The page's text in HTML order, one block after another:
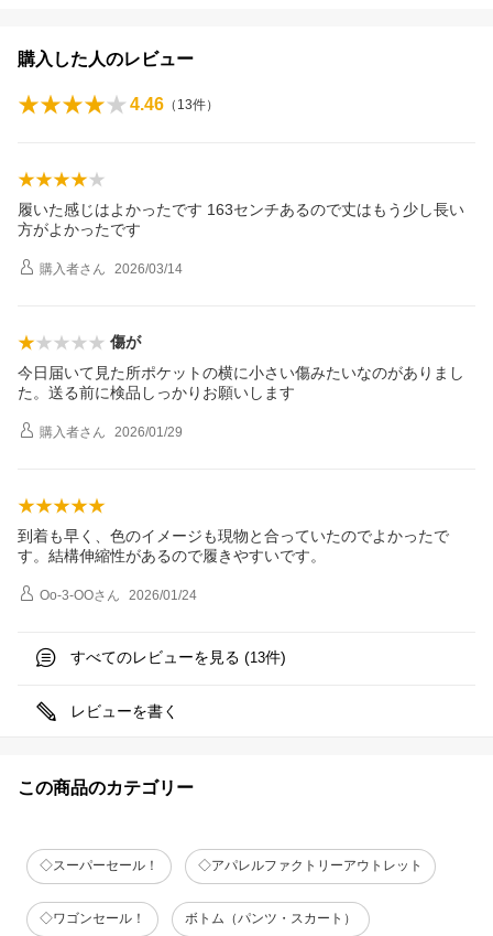
購入した人のレビュー
4.46 （ 13件）
履いた感じはよかったです 163センチあるので丈はもう少し長い
方がよかったです
購入者さん 2026/03/14
傷が
今日届いて見た所ポケットの横に小さい傷みたいなのがありまし
た。送る前に検品しっかりお願いします
購入者さん 2026/01/29
到着も早く、色のイメージも現物と合っていたのでよかったで
す。結構伸縮性があるので履きやすいです。
Oo-3-OOさん 2026/01/24
すべてのレビューを見る (13件)
レビューを書く
この商品のカテゴリー
◇スーパーセール！ ◇アパレルファクトリーアウトレット
◇ワゴンセール！ ボトム（パンツ・スカート）